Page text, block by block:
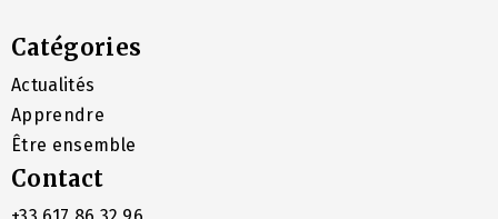
Catégories
Actualités
Apprendre
Être ensemble
Contact